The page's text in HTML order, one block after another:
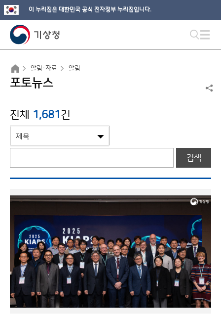
이 누리집은 대한민국 공식 전자정부 누리집입니다.
알림·자료 알림
포토뉴스
전체 1,681건
검색